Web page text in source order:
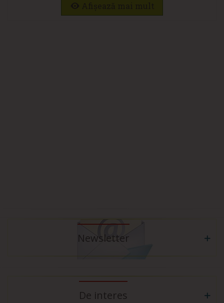
Newsletter
De interes